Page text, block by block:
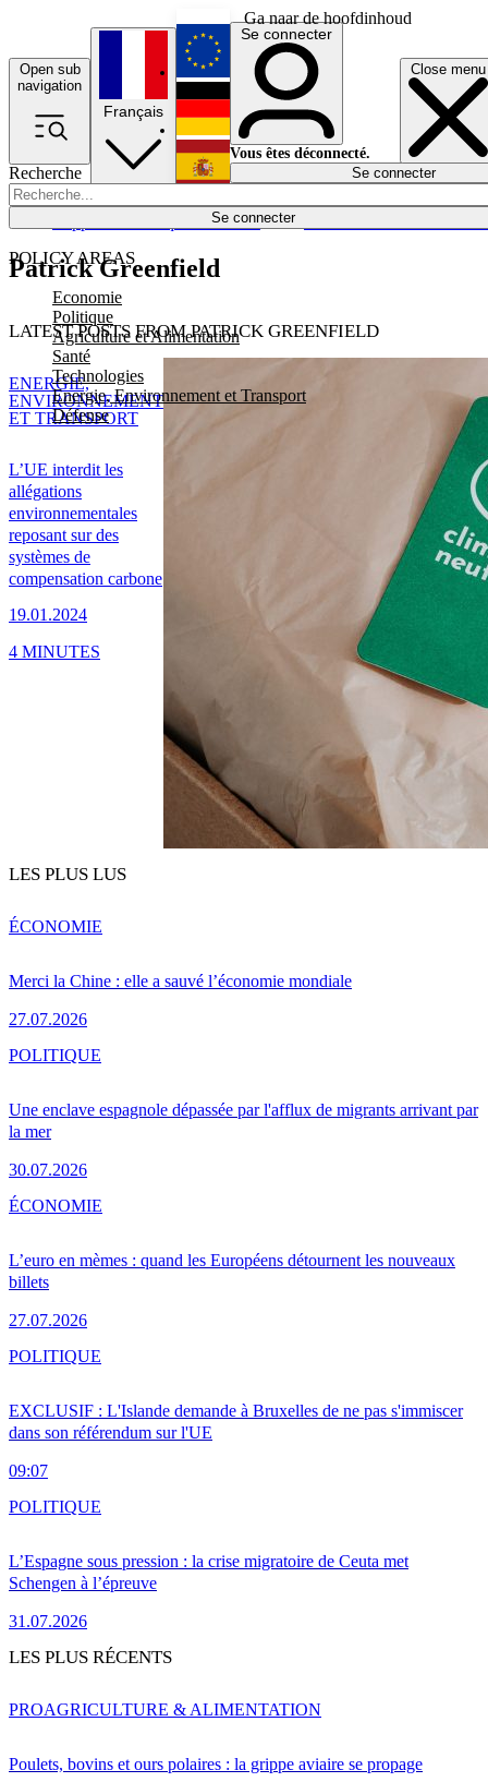
Ga naar de hoofdinhoud
Open sub
navigation
Close menu
Recherche
Se connecter
POLICY AREAS
Economie
Politique
Agriculture et Alimentation
Santé
Technologies
Energie, Environnement et Transport
Défense
Économie
Français
English
Deutsch
Español
Se connecter
Vous êtes déconnecté.
Se connecter
Patrick Greenfield
LATEST POSTS FROM PATRICK GREENFIELD
L’UE interdit les
allégations
environnementales
reposant sur des
systèmes de
compensation carbone
19.01.2024
ENERGIE,
ENVIRONNEMENT
ET TRANSPORT
4 MINUTES
LES PLUS LUS
Merci la Chine : elle a sauvé l’économie mondiale
27.07.2026
ÉCONOMIE
Une enclave espagnole dépassée par l'afflux de migrants arrivant par
la mer
30.07.2026
POLITIQUE
L’euro en mèmes : quand les Européens détournent les nouveaux
billets
27.07.2026
ÉCONOMIE
EXCLUSIF : L'Islande demande à Bruxelles de ne pas s'immiscer
dans son référendum sur l'UE
09:07
POLITIQUE
L’Espagne sous pression : la crise migratoire de Ceuta met
Schengen à l’épreuve
31.07.2026
POLITIQUE
LES PLUS RÉCENTS
Poulets, bovins et ours polaires : la grippe aviaire se propage
PROAGRICULTURE & ALIMENTATION